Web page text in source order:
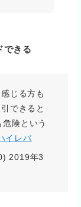
できる
じる方も
できると
険という
イレバ
2019年3